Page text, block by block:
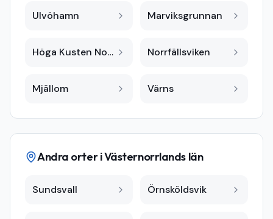
Ulvöhamn Marviksgrunnan
Höga Kusten Norrfällsviken Norrfällsviken
Mjällom Värns
Andra orter iVästernorrlands län
Sundsvall Örnsköldsvik